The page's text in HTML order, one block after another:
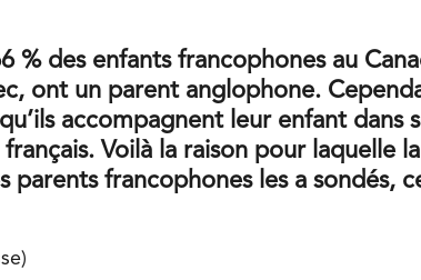
% des enfants francophones au
ont un parent anglophone.
accompagnent leur enfant dans
Voilà la raison pour laquelle la
parents francophones les a sondés,